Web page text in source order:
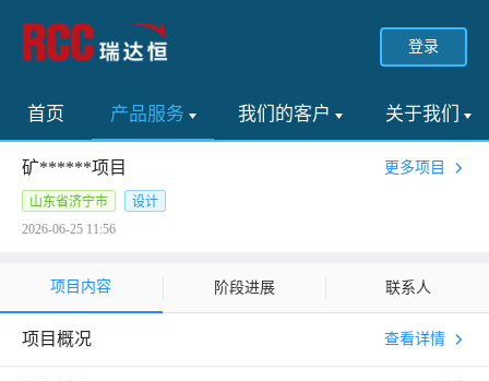
登录
首页 产品服务 我们的客户 关于我们
矿******项目 更多项目
山东省济宁市
设计
2026-06-25 11:56
项目内容 阶段进展 联系人
项目概况 查看详情